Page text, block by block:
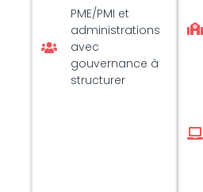
PME/PMI et
administrations
avec
gouvernance à
structurer